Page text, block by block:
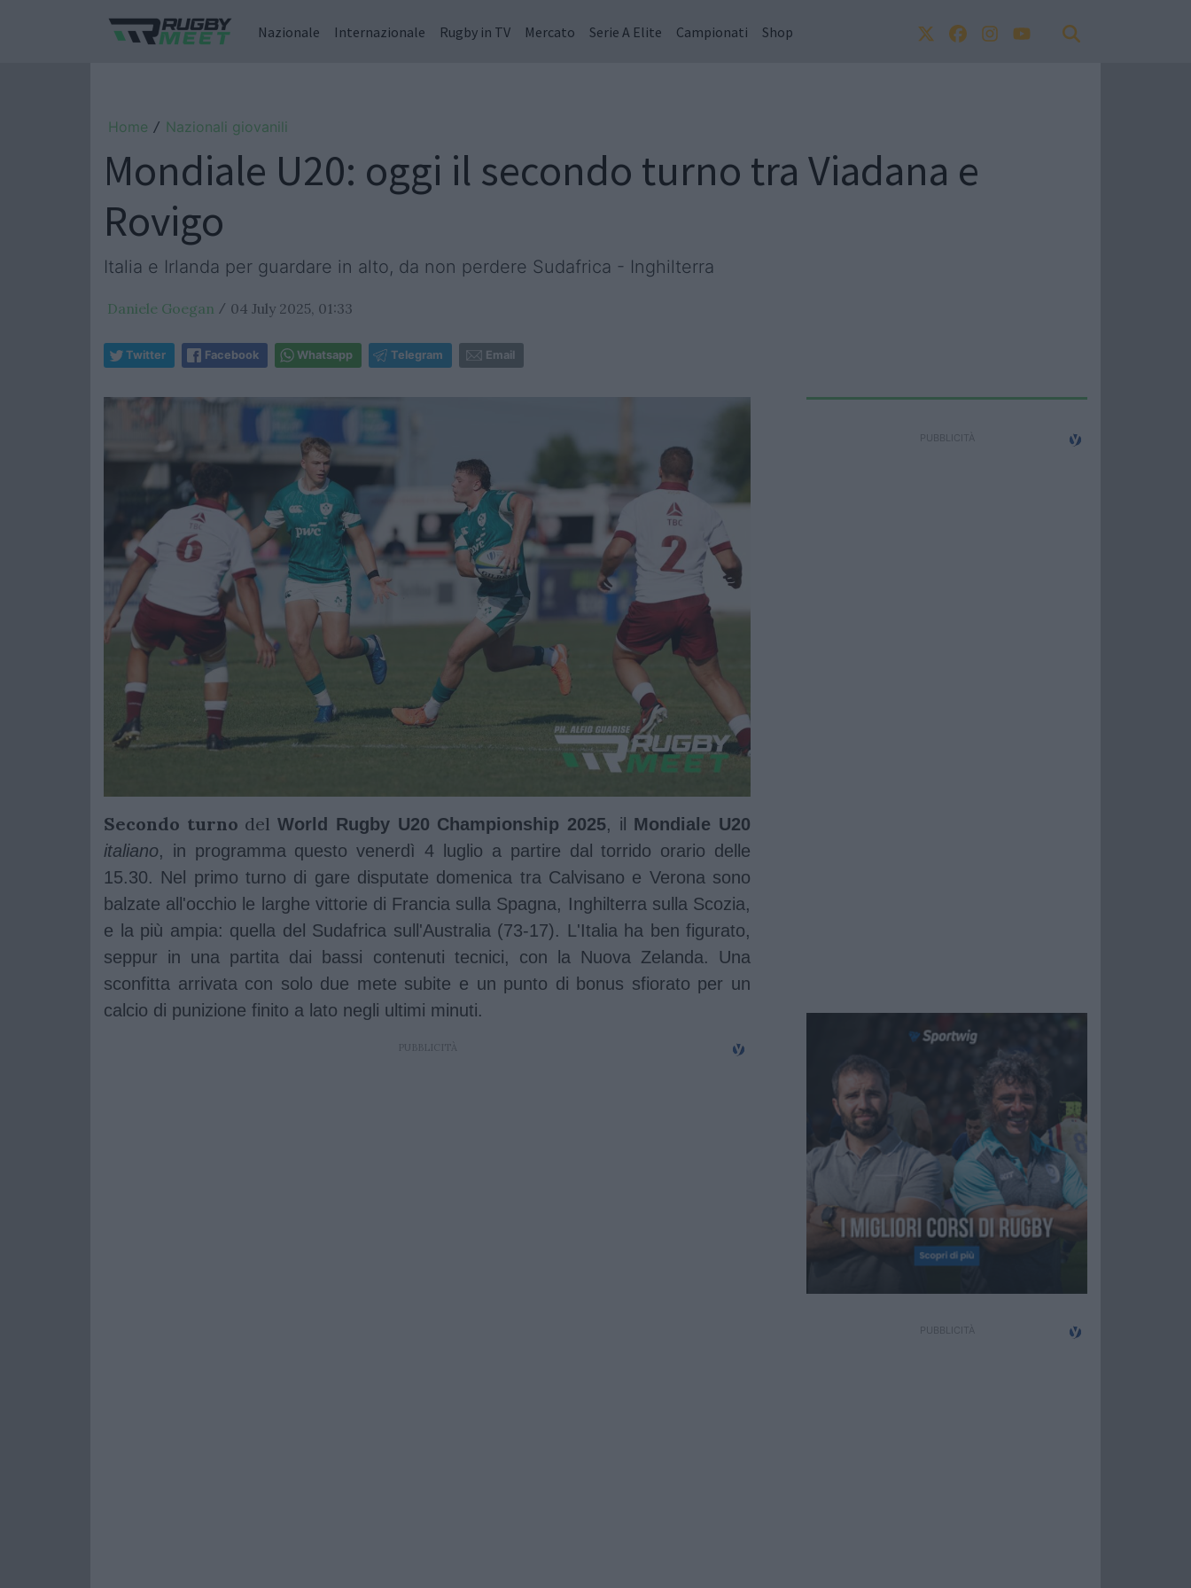
Nazionale Internazionale Rugby in TV Mercato Serie A Elite Campionati Shop
Home / Nazionali giovanili
Mondiale U20: oggi il secondo turno tra Viadana e
Rovigo
Italia e Irlanda per guardare in alto, da non perdere Sudafrica - Inghilterra
Daniele Goegan / 04 July 2025, 01:33
Twitter Facebook Whatsapp Telegram Email
Secondo turno delWorld Rugby U20 Championship 2025, il Mondiale U20
italiano, in programma questo venerdì 4 luglio a partire dal torrido orario delle
15.30. Nel primo turno di gare disputate domenica tra Calvisano e Verona sono
balzate all'occhio le larghe vittorie di Francia sulla Spagna, Inghilterra sulla Scozia,
e la più ampia: quella del Sudafrica sull'Australia (73-17). L'Italia ha ben figurato,
seppur in una partita dai bassi contenuti tecnici, con la Nuova Zelanda. Una
sconfitta arrivata con solo due mete subite e un punto di bonus sfiorato per un
calcio di punizione finito a lato negli ultimi minuti.